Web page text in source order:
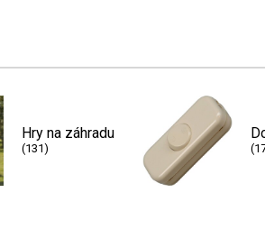
Hry na záhradu
(131)